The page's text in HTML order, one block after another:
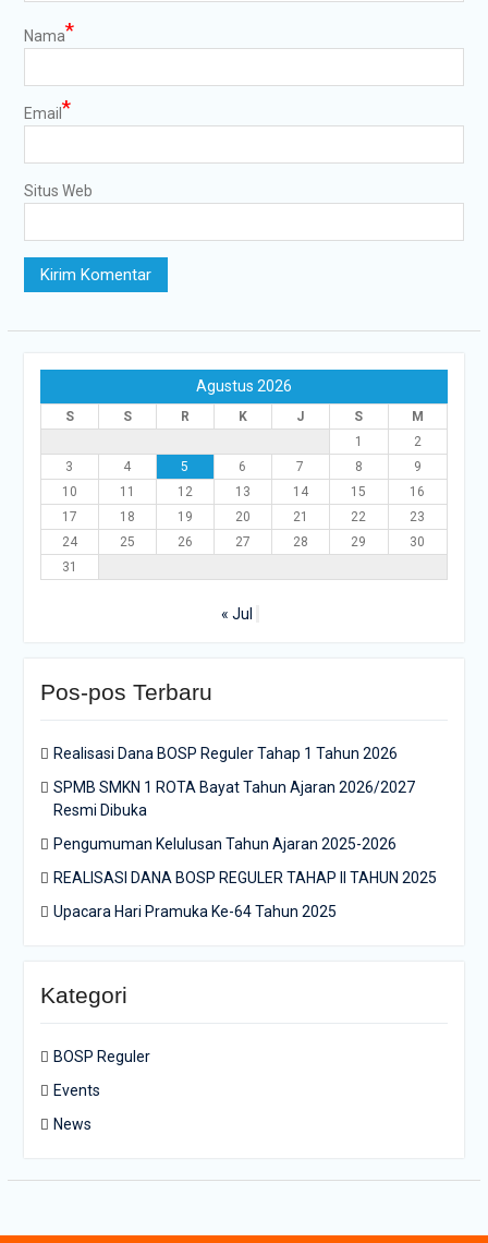
Nama*
Email *
Situs Web
Agustus 2026
S S R K J S
M
1
2
3
4 5 6 7 8
9
10
11 12 13 14 15
16
17
18 19 20 21 22
23
24
25 26 27 28 29
30
31
« Jul
Pos-pos Terbaru
Realisasi Dana BOSP Reguler Tahap 1 Tahun 2026
SPMB SMKN 1 ROTA Bayat Tahun Ajaran 2026/2027
Resmi Dibuka
Pengumuman Kelulusan Tahun Ajaran 2025-2026
REALISASI DANA BOSP REGULER TAHAP II TAHUN 2025
Upacara Hari Pramuka Ke-64 Tahun 2025
Kategori
BOSP Reguler
Events
News